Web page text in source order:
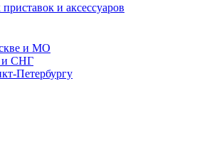
и аксессуаров
и МО
и СНГ
Петербургу